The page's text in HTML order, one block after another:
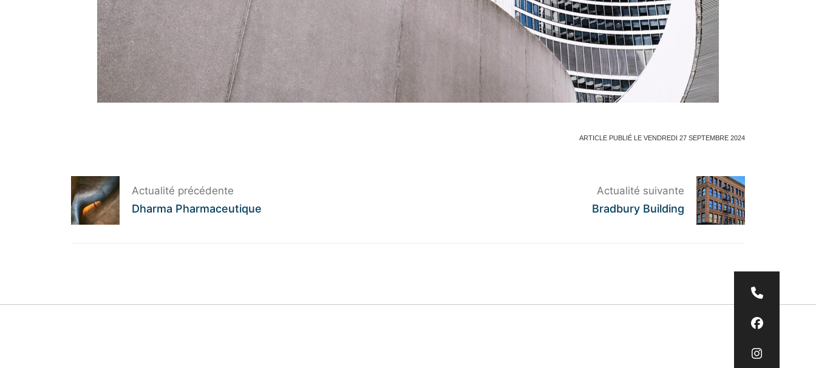
ARTICLE PUBLIÉ LE VENDREDI 27 SEPTEMBRE 2024
Actualité précédente
Dharma Pharmaceutique
Actualité suivante
Bradbury Building
Nous
Nous
Nous